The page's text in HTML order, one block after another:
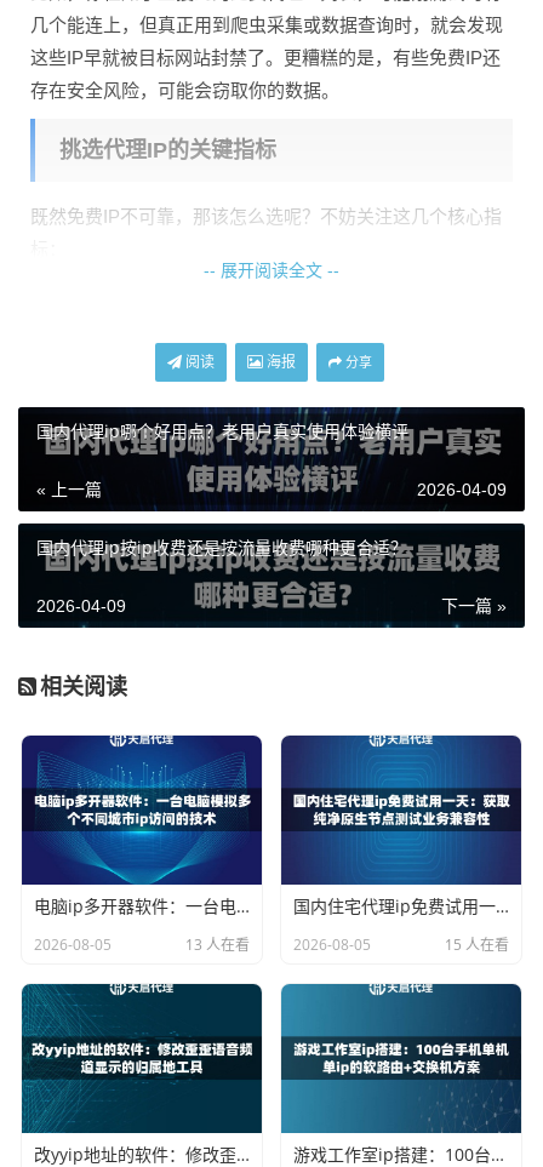
几个能连上，但真正用到爬虫采集或数据查询时，就会发现
这些IP早就被目标网站封禁了。更糟糕的是，有些免费IP还
存在安全风险，可能会窃取你的数据。
挑选代理IP的关键指标
既然免费IP不可靠，那该怎么选呢？不妨关注这几个核心指
正常使用，不会出现大面积失效的情况。
响应速度：延迟越低越好。如果IP响应慢，会拖慢整个工作
效率。好的代理服务延迟应该控制在10毫秒以内，这样几乎
稳定性：IP是否容易断线？天启代理的自建机房和纯净网络
保证了IP的长期稳定，不会出现忽快忽慢的问题。
常见的HTTP/HTTPS/SOCKS5协议都要支持，这
样才能适应不同的业务场景。
天启代理的技术优势解析
作为企业级服务商，天启代理在技术上确实有独到之处。他
们全国布局了200多个城市节点，所有机房都是自建的，这
意味着对IP资源有完全的控制权。相比于那些转手多次的二
手IP，自建机房的IP更加纯净，被封禁的概率大大降低。
特别是在高并发场景下，天启代理的分布式集群架构表现突
术架构对于需要大规模IP的业务来说至关重要。
实际应用场景举例
举个例子，某电商数据监测团队需要实时跟踪商品价格变
化。他们之前使用免费IP，经常因为IP失效错过重要数据。
-- 展开阅读全文 --
阅读 海报 分享
国内代理ip哪个好用点？老用户真实使用体验横评
« 上一篇 2026-04-09
国内代理ip按ip收费还是按流量收费哪种更合适？
下一篇 »
2026-04-09
相关阅读
电脑ip多开器软件：一台电脑模拟多个不同城市ip访问的技术
2026-08-05 13 人在看
国内住宅代理ip免费试用一天：获取纯净原生节点测试业务兼容性
2026-08-05 15 人在看
改yyip地址的软件：修改歪歪语音频道显示的归属地工具 游戏工作室ip搭建：100台手机单机单ip的软路由+交换机方案